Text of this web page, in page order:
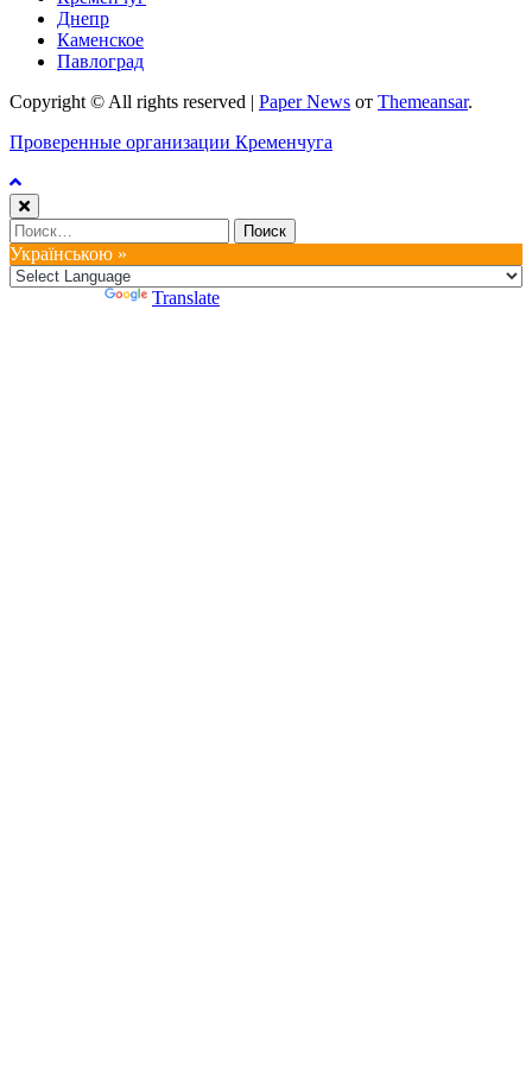
Днепр
Каменское
Павлоград
Copyright © All rights reserved
Paper News от Themeansar.
Проверенные организации Кременчуга
Найти:
Українською »
Translate